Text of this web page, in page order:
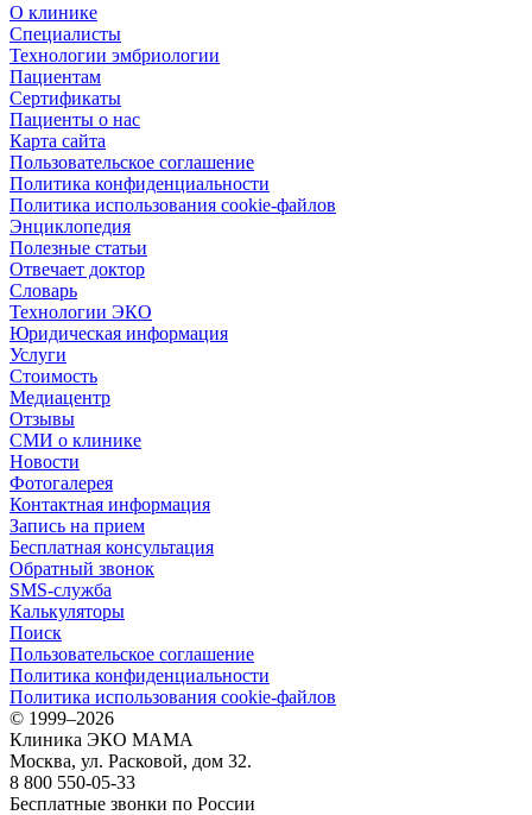
О клинике
Специалисты
Технологии эмбриологии
Пациентам
Сертификаты
Пациенты о нас
Карта сайта
Пользовательское соглашение
Политика конфиденциальности
Политика использования cookie-файлов
Энциклопедия
Полезные статьи
Отвечает доктор
Словарь
Технологии ЭКО
Юридическая информация
Услуги
Стоимость
Медиацентр
Отзывы
СМИ о клинике
Новости
Фотогалерея
Контактная информация
Запись на прием
Бесплатная консультация
Обратный звонок
SMS-служба
Калькуляторы
Поиск
Пользовательское соглашение
Политика конфиденциальности
Политика использования cookie-файлов
© 1999–2026
Клиника ЭКО МАМА
Москва, ул. Расковой, дом 32.
8 800 550-05-33
Бесплатные звонки по России